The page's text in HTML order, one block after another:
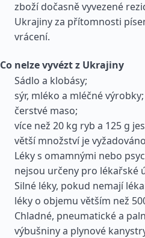
zboží dočasně vyvezené
Ukrajiny za přítomnosti
vrácení.
Co nelze vyvézt z Ukrajiny
Sádlo a klobásy;
sýr, mléko a mléčné výrobky;
čerstvé maso;
více než 20 kg ryb a 125 g
větší množství je
Léky s omamnými nebo
nejsou určeny pro lékařské
Silné léky, pokud nemají
léky o objemu větším než
Chladné, pneumatické a
výbušniny a plynové